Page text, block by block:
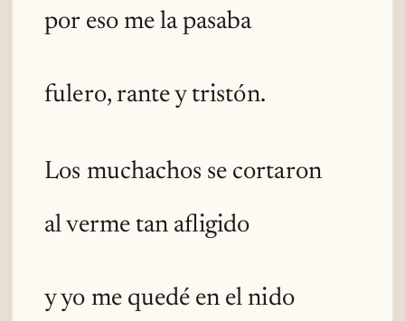
por eso me la pasaba
fulero, rante y tristón.
Los muchachos se cortaron
al verme tan afligido
y yo me quedé en el nido